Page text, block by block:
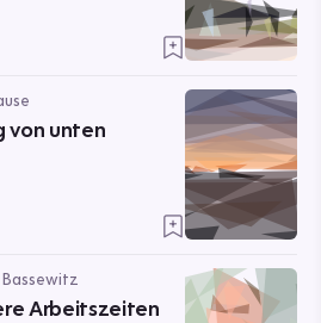
von unten
Arbeitszeiten